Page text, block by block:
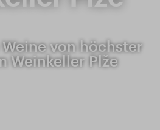
von höchster
Weinkeller Plže